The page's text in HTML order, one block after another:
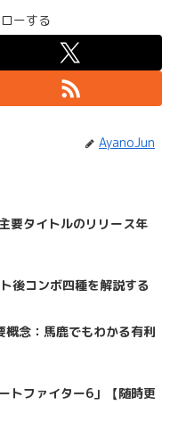
ーする
AyanoJun
要タイトルのリリース年
後コンボ四種を解説する
概念：馬鹿でもわかる有利
トファイター6」【随時更